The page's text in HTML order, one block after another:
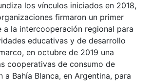
los vínculos iniciados en 2018,
firmaron un primer
a la intercooperación regional para
educativas y de desarrollo
en octubre de 2019 una
cooperativas de consumo de
a Bahía Blanca, en Argentina, para